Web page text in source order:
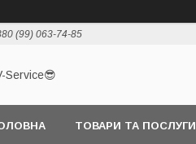
(99) 063-74-85
Service😎
ТОВАРИ ТА ПОСЛУГИ